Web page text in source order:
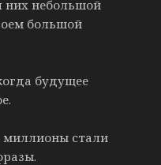
них небольшой
большой
будущее
стали